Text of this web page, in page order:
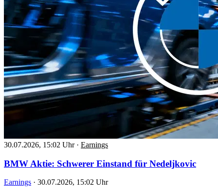
30.07.2026, 15:02 Uhr · Earnings
BMW Aktie: Schwerer Einstand für Nedeljkovic
Earnings · 30.07.2026, 15:02 Uhr